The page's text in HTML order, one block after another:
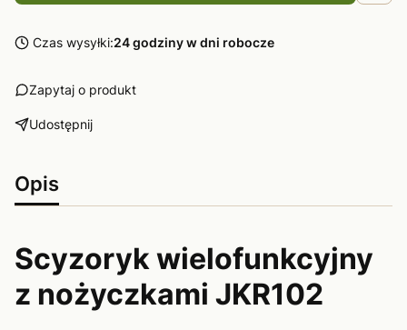
Czas wysyłki:24 godziny w dni robocze
Zapytaj o produkt
Udostępnij
Opis
Scyzoryk wielofunkcyjny
z nożyczkami JKR102